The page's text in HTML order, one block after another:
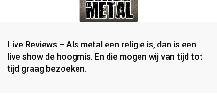
Live Reviews – Als metal een religie is, dan is een
live show de hoogmis. En die mogen wij van tijd tot
tijd graag bezoeken.